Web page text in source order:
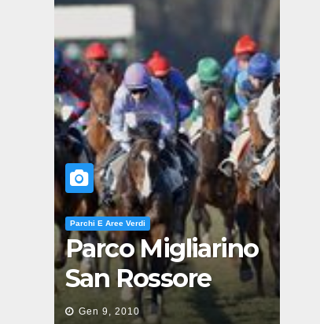
Parchi E Aree Verdi
Parco Migliarino
San Rossore
Massaciuccoli
Gen 9, 2010